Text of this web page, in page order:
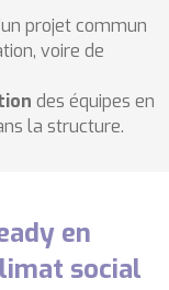
projet commun
voire de
des équipes en
la structure.
en
social